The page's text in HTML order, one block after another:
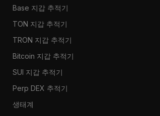
Base 지갑 추적기
TON 지갑 추적기
TRON 지갑 추적기
Bitcoin 지갑 추적기
SUI 지갑 추적기
Perp DEX 추적기
생태계